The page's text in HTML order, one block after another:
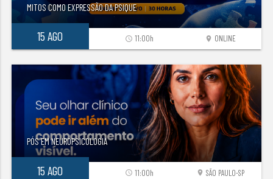
MITOS COMO EXPRESSÃO DA PSIQUE
15 AGO location_on ONLINE
access_time 11:00h
PÓS EM NEUROPSICOLOGIA
15 AGO location_on SÃO PAULO-SP
access_time 11:00h